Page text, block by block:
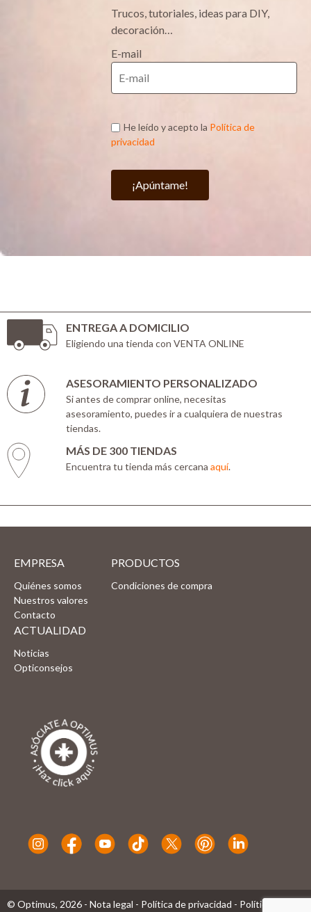
Trucos, tutoriales, ideas para DIY,
decoración…
E-mail
He leído y acepto la Política de
privacidad
¡Apúntame!
ENTREGA A DOMICILIO
Eligiendo una tienda con VENTA ONLINE
ASESORAMIENTO PERSONALIZADO
Si antes de comprar online, necesitas
asesoramiento, puedes ir a cualquiera de nuestras
tiendas.
MÁS DE 300 TIENDAS
Encuentra tu tienda más cercana aquí.
EMPRESA
Quiénes somos
Nuestros valores
Contacto
PRODUCTOS
Condiciones de compra
ACTUALIDAD
Noticias
Opticonsejos
© Optimus, 2026 - Nota legal - Política de privacidad - Política de